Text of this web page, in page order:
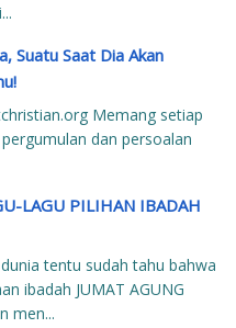
Suatu Saat Dia Akan
Memang setiap
dan persoalan
LAGU PILIHAN IBADAH
tentu sudah tahu bahwa
ibadah JUMAT AGUNG
men...